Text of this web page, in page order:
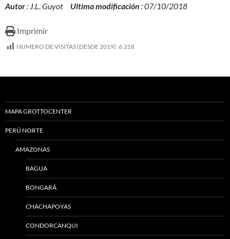
Autor: J.L. Guyot Ultima modificación : 07/10/2018
Imprimir
NUMERO DE VISITAS (DESDE 2019): 6.218
MAPA GROTTOCENTER
PERÚ NORTE
AMAZONAS
BAGUA
BONGARÁ
CHACHAPOYAS
CONDORCANQUI